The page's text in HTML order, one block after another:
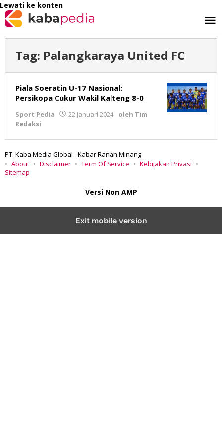
Lewati ke konten
Tag: Palangkaraya United FC
Piala Soeratin U-17 Nasional:
Persikopa Cukur Wakil Kalteng 8-0
Sport Pedia 22 Januari 2024 oleh Tim
Redaksi
PT. Kaba Media Global - Kabar Ranah Minang
About
Disclaimer Term Of Service
Kebijakan Privasi
Sitemap
Versi Non AMP
Exit mobile version